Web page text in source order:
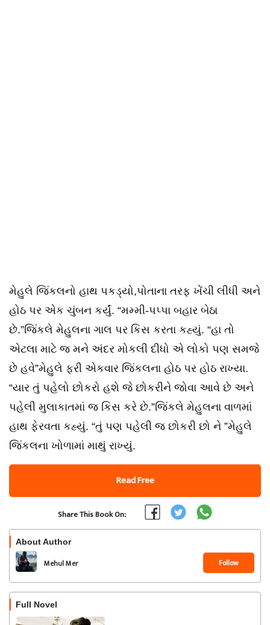
મેહુલે જિંકલનો હાથ પકડ્યો,પોતાના તરફ ખેંચી લીધી અને
હોઠ પર એક ચુંબન કર્યું. “મમ્મી-પપ્પા બહાર બેઠા
છે.”જિંકલે મેહુલના ગાલ પર કિસ કરતા કહ્યું. “હા તો
એટલા માટે જ મને અંદર મોકલી દીધો એ લોકો પણ સમજે
છે હવે”મેહુલે ફરી એકવાર જિંકલના હોઠ પર હોઠ રાખ્યા.
“યાર તું પહેલો છોકરો હશે જે છોકરીને જોવા આવે છે અને
પહેલી મુલાકાતમાં જ કિસ કરે છે.”જિંકલે મેહુલના વાળમાં
હાથ ફેરવતા કહ્યું. “તું પણ પહેલી જ છોકરી છો ને ”મેહુલે
જિંકલના ખોળામાં માથું રાખ્યું.
Read Free
Share This Book On:
About Author
Mehul Mer Follow
Full Novel